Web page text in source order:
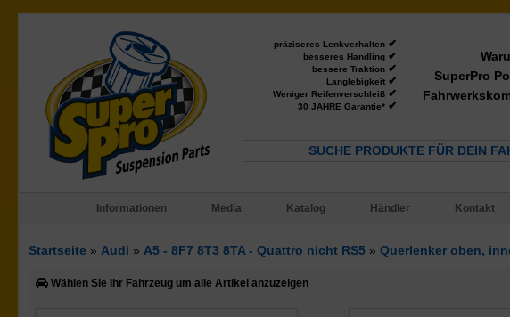
präziseres Lenkverhalten ✔
besseres Handling ✔
bessere Traktion ✔
Langlebigkeit ✔
Weniger Reifenverschleiß ✔
30 JAHRE Garantie* ✔
SuperPro
SUCHE PRODUKTE FÜR DEIN
Informationen Media Katalog Händler Kontakt
Startseite » Audi » A5 - 8F7 8T3 8TA - Quattro nicht RS5 » Querlenker oben,
Wählen Sie Ihr Fahrzeug um alle Artikel anzuzeigen